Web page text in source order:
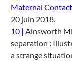
Maternal
20 juin 2018.
10 | Ainsworth
separation :
a strange